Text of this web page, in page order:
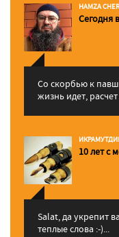
HAMZA
Сегодня
Со скорбью к
жизнь идет,
10 лет с
Salat, да укрепит
теплые слова :-)...